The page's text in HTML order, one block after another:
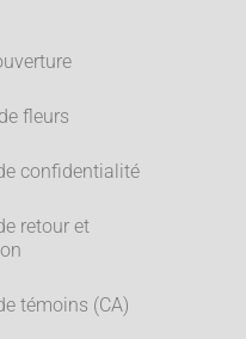
fleurs
confidentialité
retour et
témoins (CA)